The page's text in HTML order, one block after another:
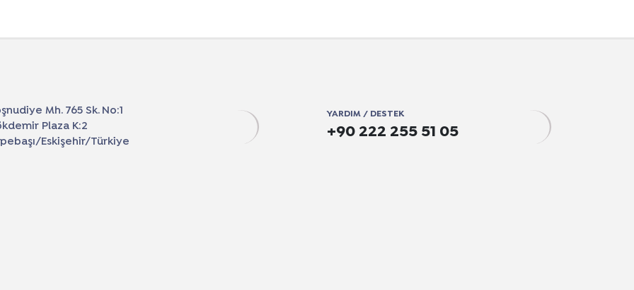
Mh. 765 Sk. No:1
Plaza K:2
Eskişehir/Türkiye
YARDIM / DESTEK
+90 222 255 51 05